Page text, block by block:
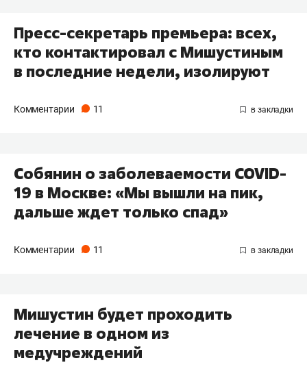
Пресс-секретарь премьера: всех,
кто контактировал с Мишустиным
в последние недели, изолируют
Комментарии 11
Собянин о заболеваемости COVID-
19 в Москве: «Мы вышли на пик,
дальше ждет только спад»
Комментарии 11
Мишустин будет проходить
лечение в одном из
медучреждений